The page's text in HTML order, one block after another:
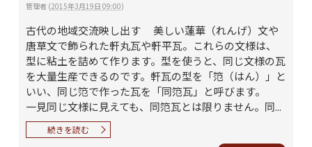
管理者(2015年3月19日 09:00)
古代の地域交流映し出す 美しい蓮華（れんげ）文や
唐草文で飾られた軒丸瓦や軒平瓦。これらの文様は、
型に粘土を詰めて作ります。型を使うと、同じ文様の瓦
を大量生産できるのです。軒瓦の型を「笵（はん）」と
いい、同じ笵で作った瓦を「同笵瓦」と呼びます。
一見同じ文様に見えても、同笵瓦とは限りません。同...
続きを読む